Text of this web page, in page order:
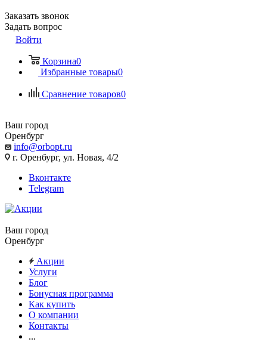
Заказать звонок
Задать вопрос
Войти
Корзина0
Избранные товары0
Сравнение товаров0
Ваш город
Оренбург
info@orbopt.ru
г. Оренбург, ул. Новая, 4/2
Вконтакте
Telegram
Ваш город
Оренбург
Акции
Услуги
Блог
Бонусная программа
Как купить
О компании
Контакты
...